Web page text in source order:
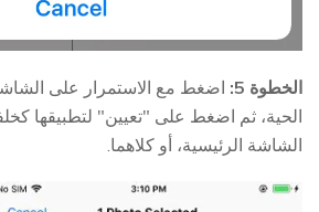
الخطوة 5:
اضغط مع الاستمرار على
الحية، ثم اضغط على "تعيين" لتطبيقها
الشاشة الرئيسية، أو كلاهما.